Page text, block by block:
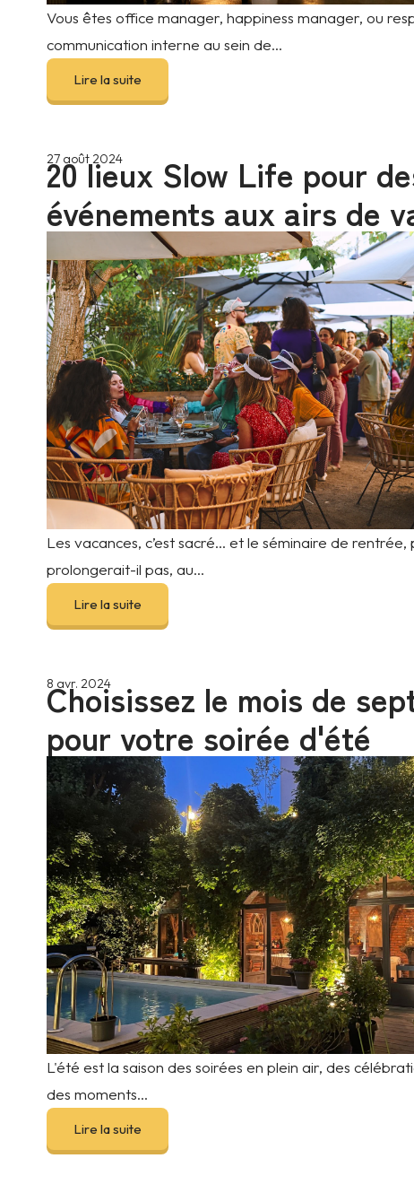
Vous êtes office manager, happiness manager, ou
communication interne au sein de...
Lire la suite
20 lieux Slow Life pour
événements aux airs de
27 août 2024
Les vacances, c’est sacré… et le séminaire de rentrée,
prolongerait-il pas, au...
Lire la suite
Choisissez le mois de
pour votre soirée d'été
8 avr. 2024
L'été est la saison des soirées en plein air, des
des moments...
Lire la suite